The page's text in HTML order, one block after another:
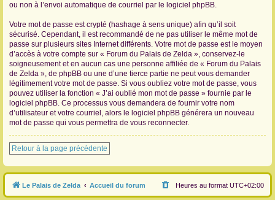
ou non à l’envoi automatique de courriel par le logiciel phpBB.
Votre mot de passe est crypté (hashage à sens unique) afin qu’il soit
sécurisé. Cependant, il est recommandé de ne pas utiliser le même mot de
passe sur plusieurs sites Internet différents. Votre mot de passe est le moyen
d’accès à votre compte sur « Forum du Palais de Zelda », conservez-le
soigneusement et en aucun cas une personne affiliée de « Forum du Palais
de Zelda », de phpBB ou une d’une tierce partie ne peut vous demander
légitimement votre mot de passe. Si vous oubliez votre mot de passe, vous
pouvez utiliser la fonction « J’ai oublié mon mot de passe » fournie par le
logiciel phpBB. Ce processus vous demandera de fournir votre nom
d’utilisateur et votre courriel, alors le logiciel phpBB générera un nouveau
mot de passe qui vous permettra de vous reconnecter.
Retour à la page précédente
Le Palais de Zelda Accueil du forum Heures au format UTC+02:00